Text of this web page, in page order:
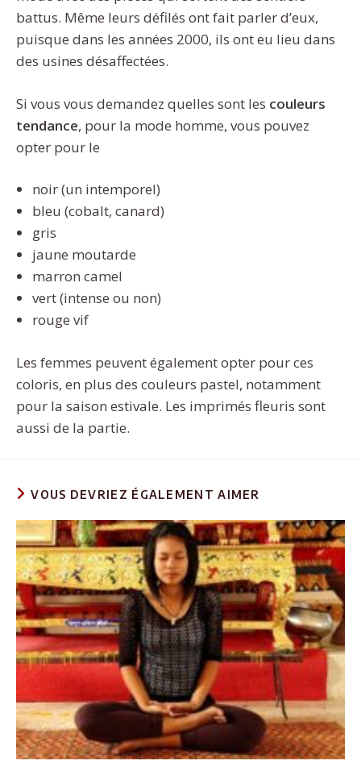
battus. Même leurs défilés ont fait parler d’eux,
puisque dans les années 2000, ils ont eu lieu dans
des usines désaffectées.
Si vous vous demandez quelles sont les couleurs
tendance, pour la mode homme, vous pouvez
opter pour le
noir (un intemporel)
bleu (cobalt, canard)
gris
jaune moutarde
marron camel
vert (intense ou non)
rouge vif
Les femmes peuvent également opter pour ces
coloris, en plus des couleurs pastel, notamment
pour la saison estivale. Les imprimés fleuris sont
aussi de la partie.
VOUS DEVRIEZ ÉGALEMENT AIMER